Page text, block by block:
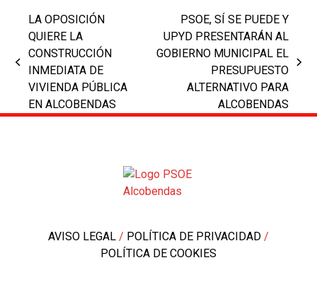
previous
post:
LA OPOSICIÓN
QUIERE LA
CONSTRUCCIÓN
INMEDIATA DE
VIVIENDA PÚBLICA
EN ALCOBENDAS
PSOE, SÍ SE PUEDE Y
UPYD PRESENTARÁN AL
GOBIERNO MUNICIPAL EL
PRESUPUESTO
ALTERNATIVO PARA
ALCOBENDAS
AVISO LEGAL / POLÍTICA DE PRIVACIDAD /
POLÍTICA DE COOKIES